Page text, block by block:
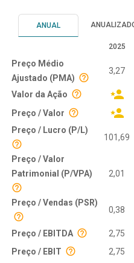
ANUAL
2025
Preço Médio
Ajustado (PMA)
3,27
Valor da Ação
Preço / Valor
Preço / Lucro (P/L)
101,69
Preço / Valor
Patrimonial (P/VPA)
2,01
Preço / Vendas (PSR)
0,38
Preço / EBITDA 2,75
Preço / EBIT
2,75